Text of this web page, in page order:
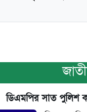
ডিএমপির সাত পুলিশ